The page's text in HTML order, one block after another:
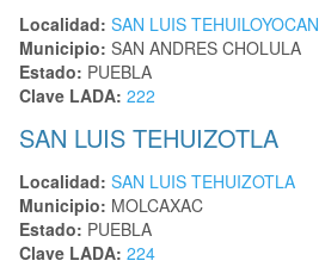
Localidad: SAN LUIS TEHUILOYOCAN
Municipio: SAN ANDRES CHOLULA
Estado: PUEBLA
Clave LADA: 222
SAN LUIS TEHUIZOTLA
Localidad: SAN LUIS TEHUIZOTLA
Municipio: MOLCAXAC
Estado: PUEBLA
Clave LADA: 224